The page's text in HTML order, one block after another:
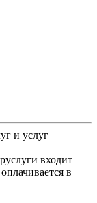
и услуг
входит
в